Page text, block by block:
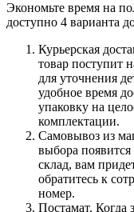
Экономьте время на
доступно 4 варианта
Курьерская
товар поступит
для уточнения
удобное время
упаковку на
комплектации.
Самовывоз из
выбора появится
склад, вам
обратитесь к
номер.
Постамат. Когда